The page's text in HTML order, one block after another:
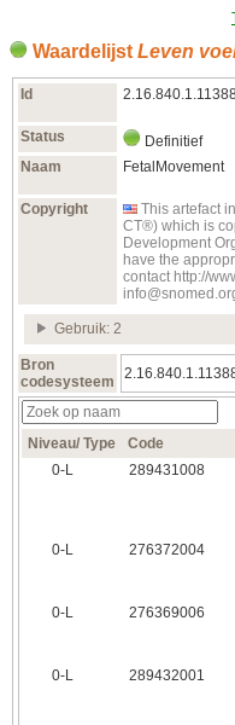
Waardelijst Leven
Id
Status
Definitief
Naam
FetalMovement
Copyright
This artefact
CT®) which is
Development
have the
contact http://
Gebruik: 2
Bron
codesysteem
Niveau/ Type Code
0‑L
289431008
0‑L 276372004
0‑L 276369006
0‑L 289432001